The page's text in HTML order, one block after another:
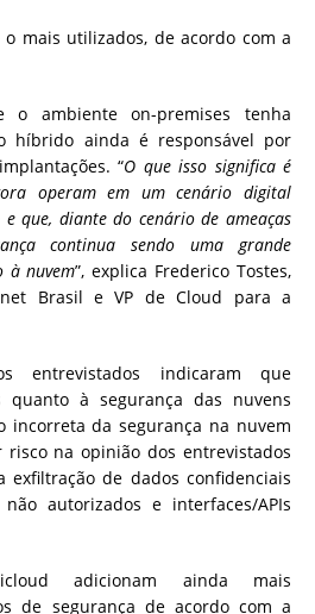
mais utilizados, de acordo com a
o ambiente on-premises tenha
híbrido ainda é responsável por
“O que isso significa é
operam em um cenário digital
que, diante do cenário de ameaças
continua sendo uma grande
à nuvem”, explica Frederico Tostes,
Brasil e VP de Cloud para a
entrevistados indicaram que
quanto à segurança das nuvens
incorreta da segurança na nuvem
na opinião dos entrevistados
exfiltração de dados confidenciais
autorizados e interfaces/APIs
adicionam ainda mais
de segurança de acordo com a